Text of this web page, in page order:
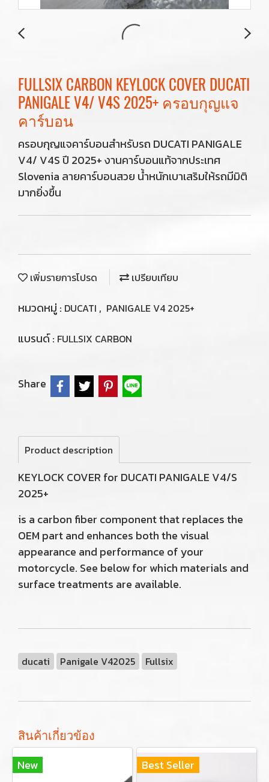
FULLSIX CARBON KEYLOCK COVER DUCATI
PANIGALE V4/ V4S 2025+ ครอบกุญแจ
คาร์บอน
ครอบกุญแจคาร์บอนสำหรับรถ DUCATI PANIGALE
V4/ V4S ปี 2025+ งานคาร์บอนแท้จากประเทศ
Slovenia ลายคาร์บอนสวย น้ำหนักเบาเสริมให้รถมีมิติ
มากยิ่งขึ้น
เพิ่มรายการโปรด เปรียบเทียบ
หมวดหมู่ : DUCATI , PANIGALE V4 2025+
แบรนด์ : FULLSIX CARBON
Share
Product description
KEYLOCK COVER for DUCATI PANIGALE V4/S
2025+
is a carbon fiber component that replaces the
OEM part and enhances both the visual
appearance and performance of your
motorcycle. See below for which materials and
surface treatments are available.
ducati Panigale V42025 Fullsix
สินค้าเกี่ยวข้อง
New
Best Seller